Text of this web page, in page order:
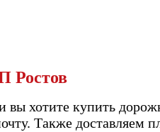
Ростов
хотите купить
Также доставляем